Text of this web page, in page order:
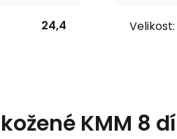
24,4 Velikost:
KMM 8